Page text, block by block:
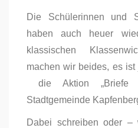
Die Schülerinnen und
haben auch heuer
klassischen
machen wir beides, es ist
die Aktion „Briefe
Stadtgemeinde
Dabei schreiben oder